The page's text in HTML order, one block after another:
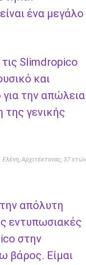
ένα μεγάλο
Slimdropico
και
την απώλεια
της γενικής
Ελένη, Αρχιτέκτονας, 37 ετών
απόλυτη
εντυπωσιακές
στην
βάρος. Είμαι